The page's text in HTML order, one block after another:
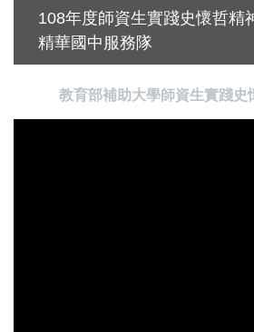
108年度師資生實踐史懷哲精
精華國中服務隊
教育部補助大學師資生實踐史